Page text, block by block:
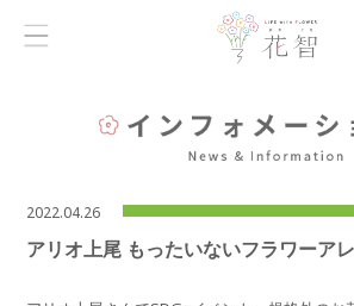
2022.04.26
アリオ上尾 もったいないフラワーア